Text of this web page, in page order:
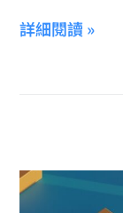
詳細閱讀 »